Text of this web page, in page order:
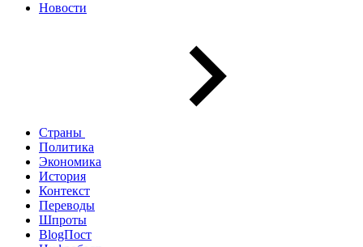
Новости
Страны
Политика
Экономика
История
Контекст
Переводы
Шпроты
BlogПост